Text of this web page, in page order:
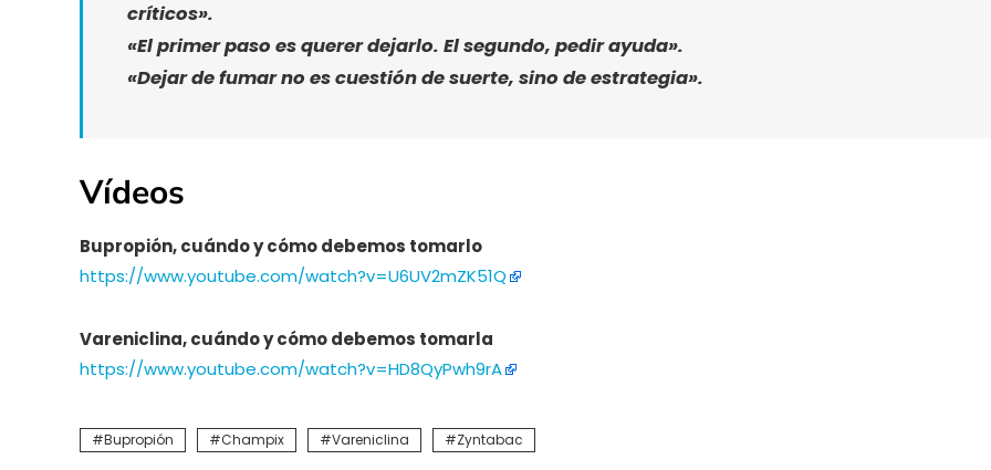
críticos».
«El primer paso es querer dejarlo. El segundo, pedir ayuda».
«Dejar de fumar no es cuestión de suerte, sino de estrategia».
Vídeos
Bupropión, cuándo y cómo debemos tomarlo
https://www.youtube.com/watch?v=U6UV2mZK51Q
Vareniclina, cuándo y cómo debemos tomarla
https://www.youtube.com/watch?v=HD8QyPwh9rA
Bupropión Champix Vareniclina Zyntabac